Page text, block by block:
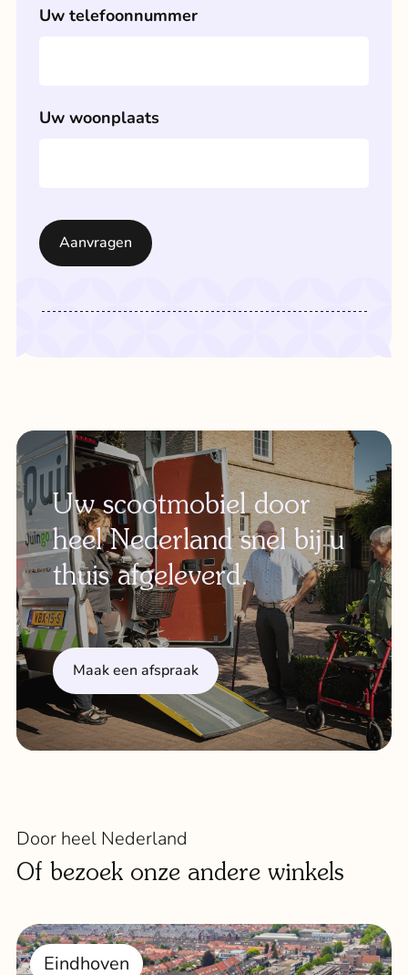
Uw telefoonnummer
Uw woonplaats
Uw scootmobiel door
heel Nederland snel bij u
thuis afgeleverd.
Maak een afspraak
Door heel Nederland
Of bezoek onze andere winkels
Eindhoven